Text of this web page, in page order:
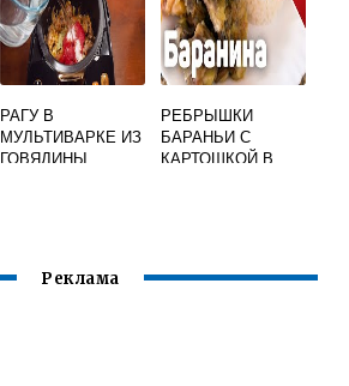
РАГУ В
МУЛЬТИВАРКЕ ИЗ
ГОВЯДИНЫ
РЕБРЫШКИ
БАРАНЬИ С
КАРТОШКОЙ В
Реклама